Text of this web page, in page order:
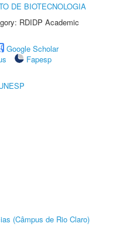
DE BIOTECNOLOGIA
RDIDP Academic
Google Scholar
Fapesp
(Câmpus de Rio Claro)